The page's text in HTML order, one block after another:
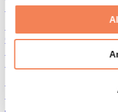
(insbesondere zu
Ablehnen
„notwendige“ Cookies
Webseite erforderlich
Protein-Nussbutter
Grüne Superfoods